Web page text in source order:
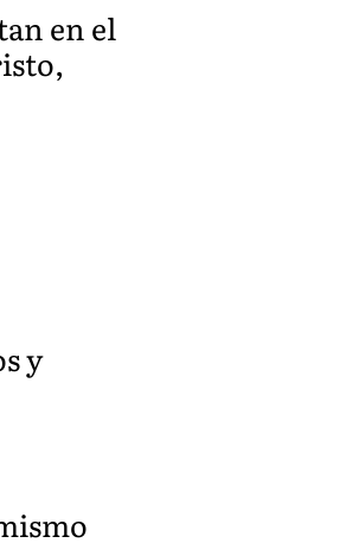
en el
y